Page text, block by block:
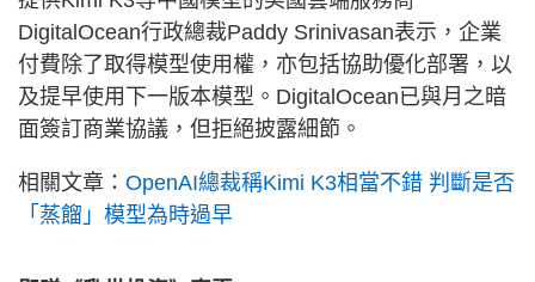
DigitalOcean行政總裁Paddy Srinivasan表示，企業
付費除了取得模型使用權，亦包括協助優化部署，以
及提早使用下一版本模型。DigitalOcean已與月之暗
面簽訂商業協議，但拒絕披露細節。
相關文章： OpenAI總裁稱Kimi K3相當不錯 判斷是否
「蒸餾」模型為時過早